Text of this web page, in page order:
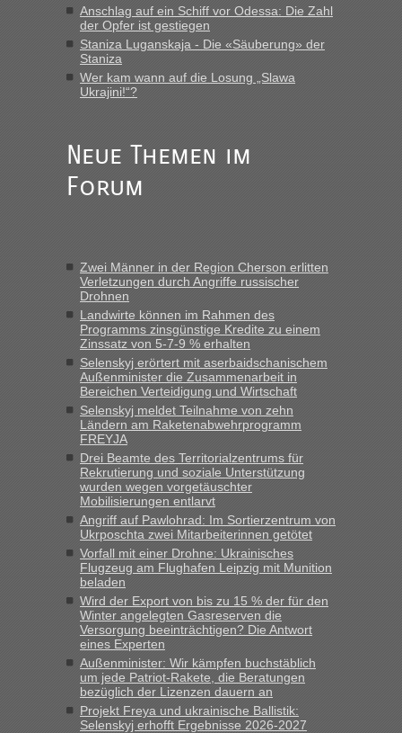
Recht, Visa und Dokumente • Re: Deklaration
gebrauchter Kleidung beim Zoll
„Vielen Dank, mit einem Briefchen meiner Frau im Gepäck
gab es keine Probleme“
fast 11 Milliarden aufgedeckt
„Am besten wäre natürlich, wenn die Frau mit dabei ist.
Alleinreisende Männer stehen schließlich immer unter
Milliarden aufgedeckt
„Kein Zoll. Du musst an sich nur sagen dass das privat ist
und du nicht damit handeln willst. So lange das nicht
Originalverpackt ist und ersichlich das nicht neu sollte es
keine Probleme geben“
Recht, Visa und Dokumente • Deklaration
gebrauchter Kleidung beim Zoll
„Hallo Leute, ich weiß nicht, ob ich hier richtig bin mit meiner
Anfrage. Ich möchte 4 Umzugskartons mit gebrauchter
Straßen Kleidung bei der Einreise in die Ukraine
mitnehmen. Es ist gebrauchte Kleidung...“
Berichte und Reisetipps • Re: An welchem
Grenzübergang zwischen Polen und der Ukraine geht es am
schnellsten?
„Wir sind mit unserem Wohnmobil, wie geplant am Montag
15.6. in Krakovets rüber. Sehr zeitig los gegen 5 Uhr in der
Früh. Mit sehr sehr wenig Verkehr, super bis zur Grenze. Nur
8 PKW vor der Schranke....“
inBerichte und Reisetipps • Re: An welchem
Grenzübergang zwischen Polen und der Ukraine geht es am
schnellsten?
„Gestern 6 Stunden warten vor der Grenze Richtung Polen
Anschlag auf ein Schiff vor Odessa: Die Zahl
der Opfer ist gestiegen
Staniza Luganskaja - Die «Säuberung» der
Staniza
Wer kam wann auf die Losung „Slawa
Ukrajini!“?
Neue Themen im
Forum
Zwei Männer in der Region Cherson erlitten
Verletzungen durch Angriffe russischer
Drohnen
Landwirte können im Rahmen des
Programms zinsgünstige Kredite zu einem
Zinssatz von 5-7-9 % erhalten
Selenskyj erörtert mit aserbaidschanischem
Außenminister die Zusammenarbeit in
Bereichen Verteidigung und Wirtschaft
Selenskyj meldet Teilnahme von zehn
Ländern am Raketenabwehrprogramm
FREYJA
Drei Beamte des Territorialzentrums für
Rekrutierung und soziale Unterstützung
wurden wegen vorgetäuschter
Mobilisierungen entlarvt
Angriff auf Pawlohrad: Im Sortierzentrum von
Ukrposchta zwei Mitarbeiterinnen getötet
Vorfall mit einer Drohne: Ukrainisches
Flugzeug am Flughafen Leipzig mit Munition
beladen
Wird der Export von bis zu 15 % der für den
Winter angelegten Gasreserven die
Versorgung beeinträchtigen? Die Antwort
eines Experten
Außenminister: Wir kämpfen buchstäblich
um jede Patriot-Rakete, die Beratungen
bezüglich der Lizenzen dauern an
Projekt Freya und ukrainische Ballistik:
Selenskyj erhofft Ergebnisse 2026-2027